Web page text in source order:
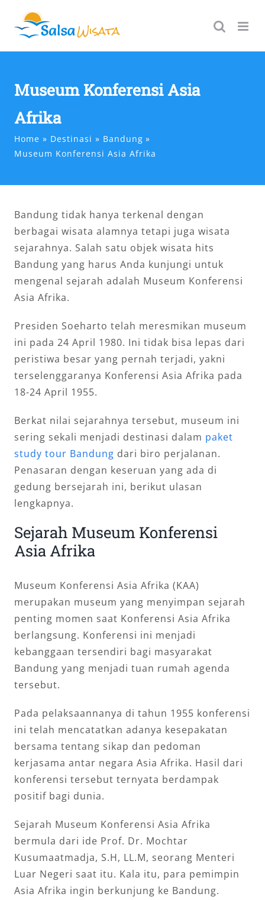
content
Museum Konferensi Asia
Afrika
Home Destinasi
Bandung
Museum Konferensi Asia Afrika
Bandung tidak hanya terkenal dengan
berbagai wisata alamnya tetapi juga wisata
sejarahnya. Salah satu objek wisata hits
Bandung yang harus Anda kunjungi untuk
mengenal sejarah adalah Museum Konferensi
Asia Afrika.
Presiden Soeharto telah meresmikan museum
ini pada 24 April 1980. Ini tidak bisa lepas dari
peristiwa besar yang pernah terjadi, yakni
terselenggaranya Konferensi Asia Afrika pada
18-24 April 1955.
Berkat nilai sejarahnya tersebut, museum ini
sering sekali menjadi destinasi dalam paket
study tour Bandung dari biro perjalanan.
Penasaran dengan keseruan yang ada di
gedung bersejarah ini, berikut ulasan
lengkapnya.
Sejarah Museum Konferensi
Asia Afrika
Museum Konferensi Asia Afrika (KAA)
merupakan museum yang menyimpan sejarah
penting momen saat Konferensi Asia Afrika
berlangsung. Konferensi ini menjadi
kebanggaan tersendiri bagi masyarakat
Bandung yang menjadi tuan rumah agenda
tersebut.
Pada pelaksaannanya di tahun 1955 konferensi
ini telah mencatatkan adanya kesepakatan
bersama tentang sikap dan pedoman
kerjasama antar negara Asia Afrika. Hasil dari
konferensi tersebut ternyata berdampak
positif bagi dunia.
Sejarah Museum Konferensi Asia Afrika
bermula dari ide Prof. Dr. Mochtar
Kusumaatmadja, S.H, LL.M, seorang Menteri
Luar Negeri saat itu. Kala itu, para pemimpin
Asia Afrika ingin berkunjung ke Bandung.